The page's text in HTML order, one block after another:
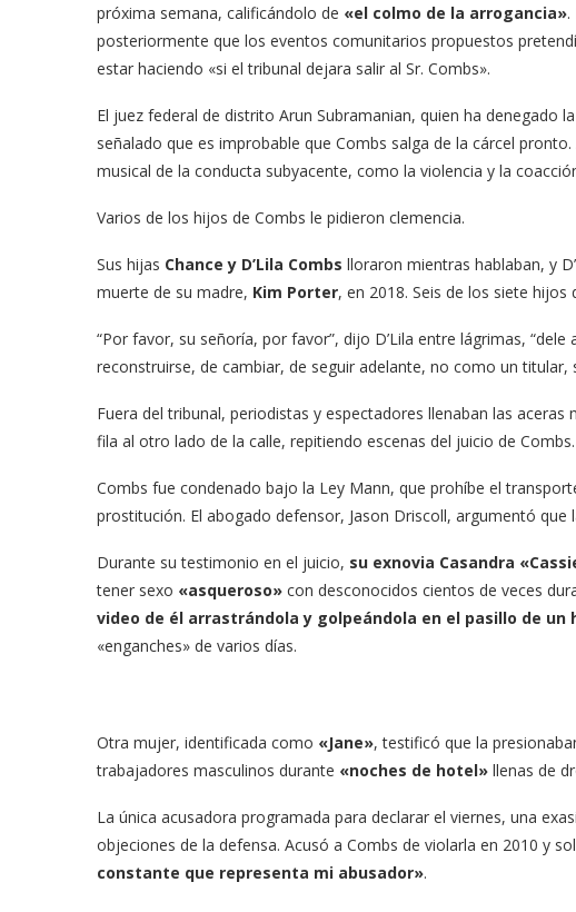
próxima semana, calificándolo de «el colmo de la arrogancia».
posteriormente que los eventos comunitarios propuestos
estar haciendo «si el tribunal dejara salir al Sr. Combs».
El juez federal de distrito Arun Subramanian, quien ha denegado
señalado que es improbable que Combs salga de la cárcel
musical de la conducta subyacente, como la violencia y la
Varios de los hijos de Combs le pidieron clemencia.
Sus hijas Chance y D’Lila Combs lloraron mientras hablaban, y
muerte de su madre, Kim Porter, en 2018. Seis de los siete
“Por favor, su señoría, por favor”, dijo D’Lila entre lágrimas,
reconstruirse, de cambiar, de seguir adelante, no como un titular,
Fuera del tribunal, periodistas y espectadores llenaban las
fila al otro lado de la calle, repitiendo escenas del juicio de Combs.
Combs fue condenado bajo la Ley Mann, que prohíbe el
prostitución. El abogado defensor, Jason Driscoll, argumentó que
Durante su testimonio en el juicio, su exnovia Casandra
tener sexo «asqueroso» con desconocidos cientos de veces
video de él arrastrándola y golpeándola en el pasillo de un
«enganches» de varios días.
Otra mujer, identificada como «Jane», testificó que la
trabajadores masculinos durante «noches de hotel» llenas de
La única acusadora programada para declarar el viernes, una
objeciones de la defensa. Acusó a Combs de violarla en 2010 y
constante que representa mi abusador».